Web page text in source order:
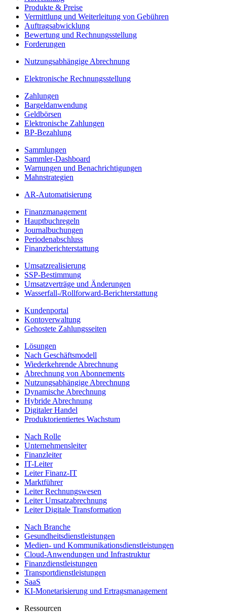
Produkte & Preise
Vermittlung und Weiterleitung von Gebühren
Auftragsabwicklung
Bewertung und Rechnungsstellung
Forderungen
Nutzungsabhängige Abrechnung
Elektronische Rechnungsstellung
Zahlungen
Bargeldanwendung
Geldbörsen
Elektronische Zahlungen
BP-Bezahlung
Sammlungen
Sammler-Dashboard
Warnungen und Benachrichtigungen
Mahnstrategien
AR-Automatisierung
Finanzmanagement
Hauptbuchregeln
Journalbuchungen
Periodenabschluss
Finanzberichterstattung
Umsatzrealisierung
SSP-Bestimmung
Umsatzverträge und Änderungen
Wasserfall-/Rollforward-Berichterstattung
Kundenportal
Kontoverwaltung
Gehostete Zahlungsseiten
Lösungen
Nach Geschäftsmodell
Wiederkehrende Abrechnung
Abrechnung von Abonnements
Nutzungsabhängige Abrechnung
Dynamische Abrechnung
Hybride Abrechnung
Digitaler Handel
Produktorientiertes Wachstum
Nach Rolle
Unternehmensleiter
Finanzleiter
IT-Leiter
Leiter Finanz-IT
Marktführer
Leiter Rechnungswesen
Leiter Umsatzabrechnung
Leiter Digitale Transformation
Nach Branche
Gesundheitsdienstleistungen
Medien- und Kommunikationsdienstleistungen
Cloud-Anwendungen und Infrastruktur
Finanzdienstleistungen
Transportdienstleistungen
SaaS
KI-Monetarisierung und Ertragsmanagement
Ressourcen